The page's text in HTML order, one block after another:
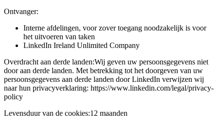
Ontvanger:
Interne afdelingen, voor zover toegang noodzakelijk is voor
het uitvoeren van taken
LinkedIn Ireland Unlimited Company
Overdracht aan derde landen:Wij geven uw persoonsgegevens niet
door aan derde landen. Met betrekking tot het doorgeven van uw
persoonsgegevens aan derde landen door LinkedIn verwijzen wij
naar hun privacyverklaring: https://www.linkedin.com/legal/privacy-
policy
Levensduur van de cookies:12 maanden